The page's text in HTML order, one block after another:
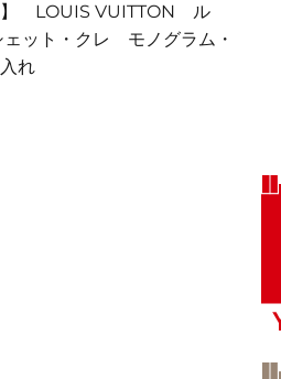
】 LOUIS VUITTON ル
ェット・クレ モノグラム・
れ